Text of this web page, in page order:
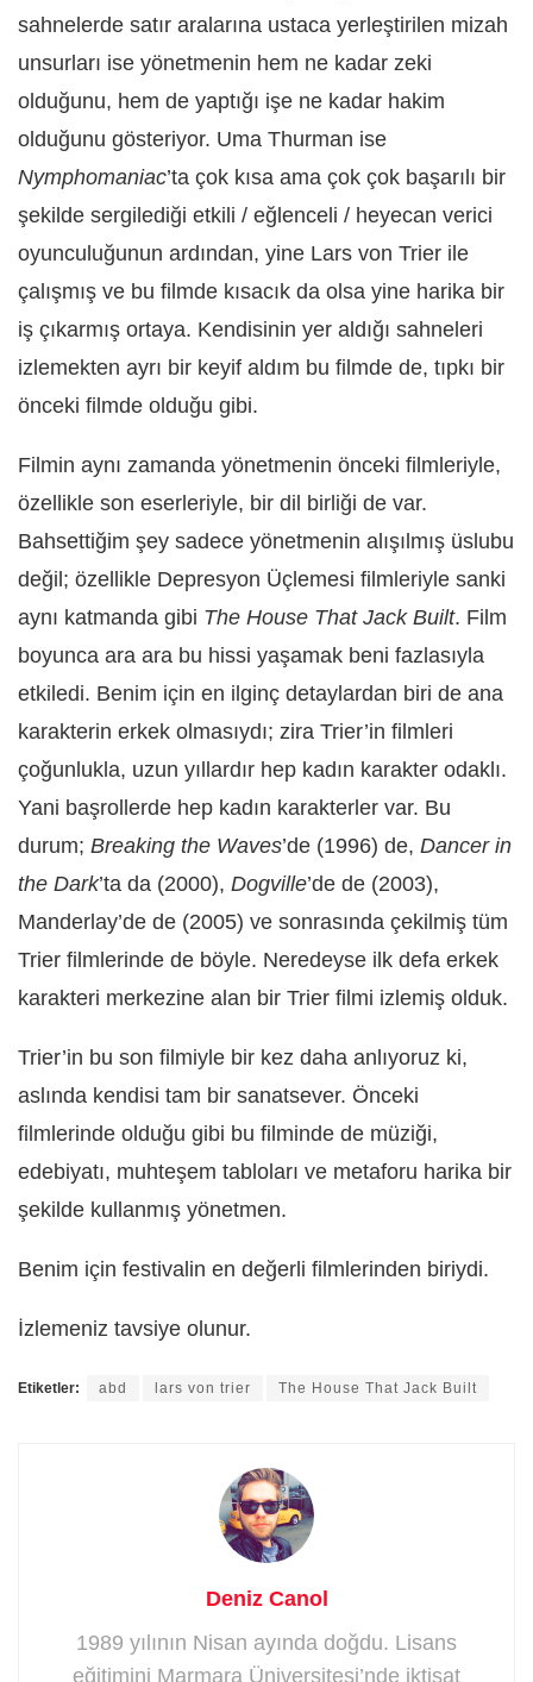
sahnelerde satır aralarına ustaca yerleştirilen mizah
unsurları ise yönetmenin hem ne kadar zeki
olduğunu, hem de yaptığı işe ne kadar hakim
olduğunu gösteriyor. Uma Thurman ise
Nymphomaniac’ta çok kısa ama çok çok başarılı bir
şekilde sergilediği etkili / eğlenceli / heyecan verici
oyunculuğunun ardından, yine Lars von Trier ile
çalışmış ve bu filmde kısacık da olsa yine harika bir
iş çıkarmış ortaya. Kendisinin yer aldığı sahneleri
izlemekten ayrı bir keyif aldım bu filmde de, tıpkı bir
önceki filmde olduğu gibi.
Filmin aynı zamanda yönetmenin önceki filmleriyle,
özellikle son eserleriyle, bir dil birliği de var.
Bahsettiğim şey sadece yönetmenin alışılmış üslubu
değil; özellikle Depresyon Üçlemesi filmleriyle sanki
aynı katmanda gibi The House That Jack Built. Film
boyunca ara ara bu hissi yaşamak beni fazlasıyla
etkiledi. Benim için en ilginç detaylardan biri de ana
karakterin erkek olmasıydı; zira Trier’in filmleri
çoğunlukla, uzun yıllardır hep kadın karakter odaklı.
Yani başrollerde hep kadın karakterler var. Bu
durum; Breaking the Waves’de (1996) de, Dancer in
the Dark’ta da (2000), Dogville’de de (2003),
Manderlay’de de (2005) ve sonrasında çekilmiş tüm
Trier filmlerinde de böyle. Neredeyse ilk defa erkek
karakteri merkezine alan bir Trier filmi izlemiş olduk.
Trier’in bu son filmiyle bir kez daha anlıyoruz ki,
aslında kendisi tam bir sanatsever. Önceki
filmlerinde olduğu gibi bu filminde de müziği,
edebiyatı, muhteşem tabloları ve metaforu harika bir
şekilde kullanmış yönetmen.
Benim için festivalin en değerli filmlerinden biriydi.
İzlemeniz tavsiye olunur.
Etiketler: abd lars von trier The House That Jack Built
Deniz Canol
1989 yılının Nisan ayında doğdu. Lisans
eğitimini Marmara Üniversitesi’nde iktisat